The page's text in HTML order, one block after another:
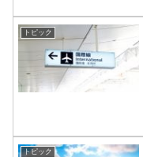
トピック
トピック